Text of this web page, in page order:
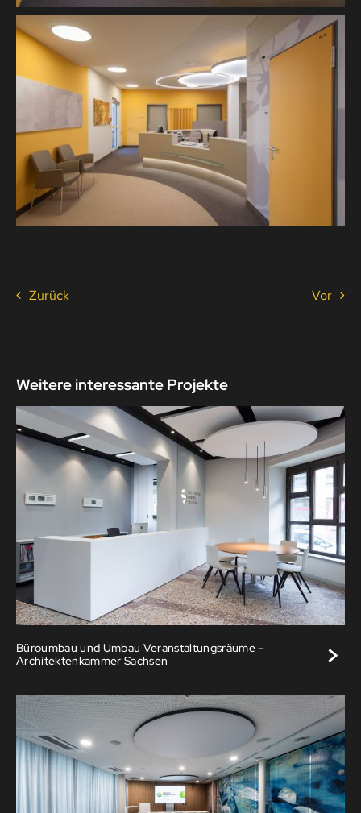
Zurück Vor
Weitere interessante Projekte
Büroumbau und Umbau Veranstaltungsräume –
Architektenkammer Sachsen
>